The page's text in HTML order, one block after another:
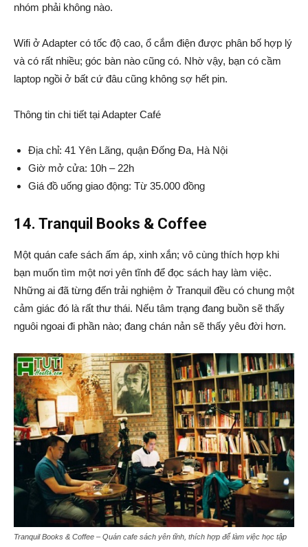
nhóm phải không nào.
Wifi ở Adapter có tốc độ cao, ổ cắm điện được phân bố hợp lý
và có rất nhiều; góc bàn nào cũng có. Nhờ vậy, bạn có cầm
laptop ngồi ở bất cứ đâu cũng không sợ hết pin.
Thông tin chi tiết tại Adapter Café
Địa chỉ: 41 Yên Lãng, quận Đống Đa, Hà Nội
Giờ mở cửa: 10h – 22h
Giá đồ uống giao động: Từ 35.000 đồng
14. Tranquil Books & Coffee
Một quán cafe sách ấm áp, xinh xắn; vô cùng thích hợp khi
bạn muốn tìm một nơi yên tĩnh để đọc sách hay làm việc.
Những ai đã từng đến trải nghiệm ở Tranquil đều có chung một
cảm giác đó là rất thư thái. Nếu tâm trạng đang buồn sẽ thấy
nguôi ngoai đi phần nào; đang chán nản sẽ thấy yêu đời hơn.
Tranquil Books & Coffee – Quán cafe sách yên tĩnh, thích hợp để làm việc học tập